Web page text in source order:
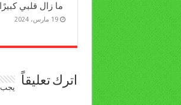
ما زال قلبي كبيرًا
19 مارس، 2024
اترك تعليقاً يجب